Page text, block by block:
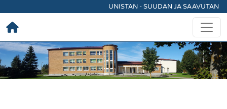
UNISTAN - SUUDAN JA SAAVUTAN